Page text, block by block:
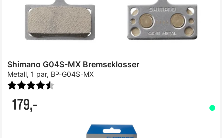
Shimano G04S-MX Bremseklosser
Metall, 1 par, BP-G04S-MX
179,-
Karakter: